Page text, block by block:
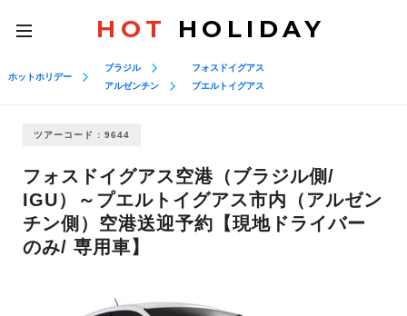
toggle
navigation
HOT HOLIDAY
ホットホリデー
ブラジル
アルゼンチン
フォスドイグアス
プエルトイグアス
ツアーコード : 9644
フォスドイグアス空港（ブラジル側/
IGU）～プエルトイグアス市内（アルゼン
チン側）空港送迎予約【現地ドライバー
のみ/ 専用車】